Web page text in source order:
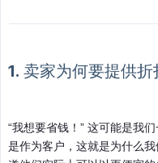
1. 卖家为何要提供折
“我想要省钱！” 这可能是我
是作为客户，这就是为什么